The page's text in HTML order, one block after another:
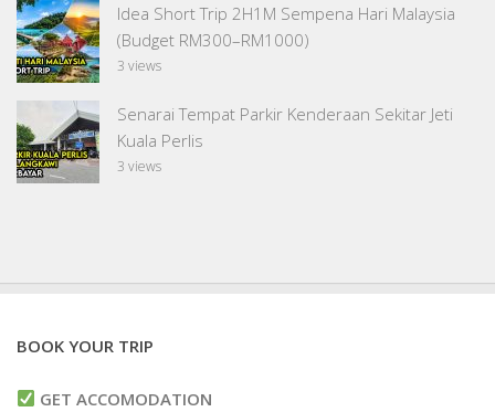
Idea Short Trip 2H1M Sempena Hari Malaysia
(Budget RM300–RM1000)
3 views
Senarai Tempat Parkir Kenderaan Sekitar Jeti
Kuala Perlis
3 views
BOOK YOUR TRIP
GET ACCOMODATION